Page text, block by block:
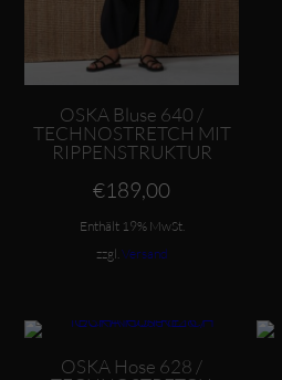
OSKA Bluse 640 /
TECHNOSTRETCH MIT
RIPPENSTRUKTUR
€189,00
Enthält 19% MwSt.
zzgl. Versand
Dieses Produkt weist mehrere Varianten auf. Die Optionen können auf der Produktseite gewählt werden
OSKA Hose 628 /